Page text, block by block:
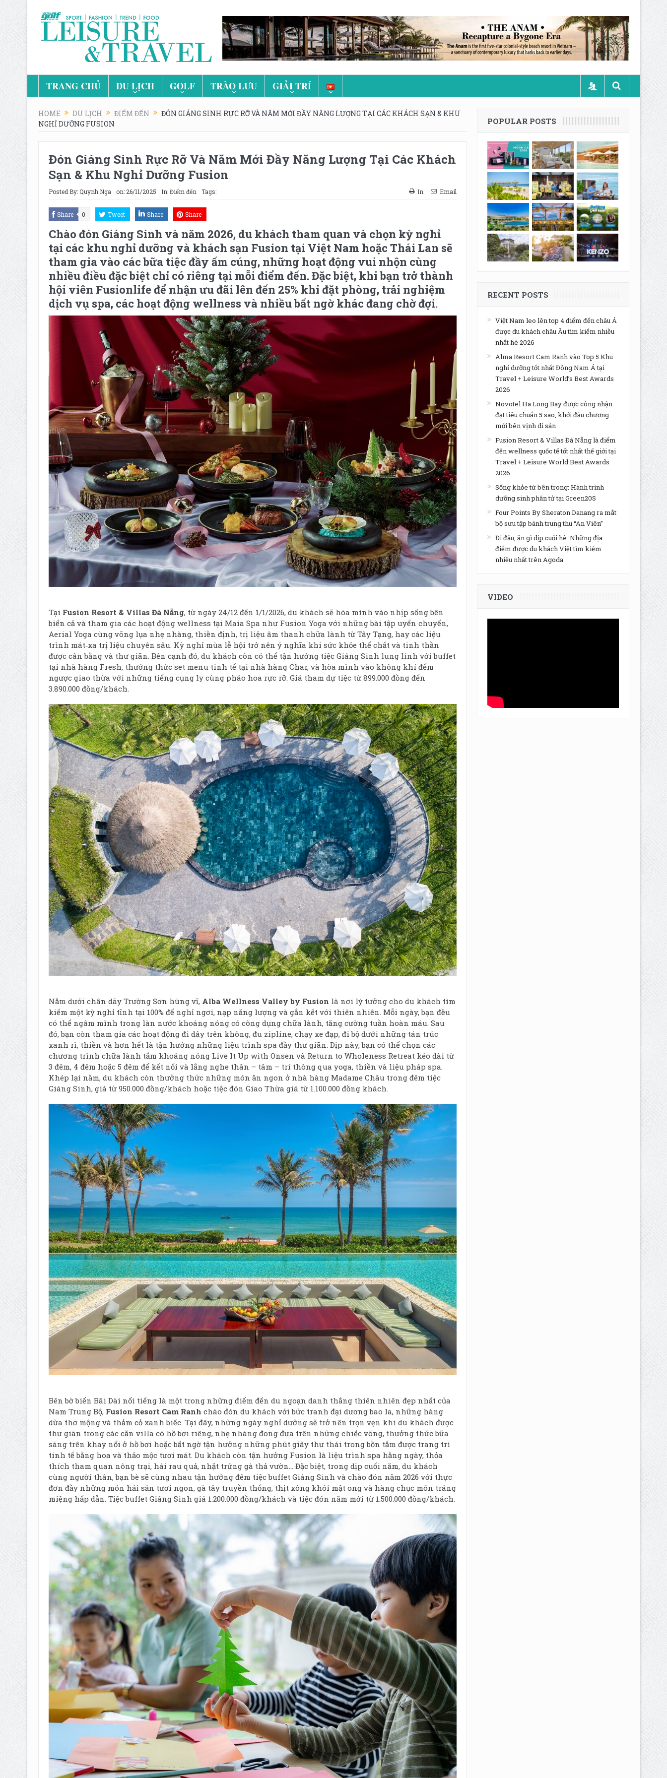
TRANG CHỦ DU LỊCH GOLF TRÀO LƯU GIẢI TRÍ
HOME DU LỊCH ĐIỂM ĐẾN
ĐÓN GIÁNG SINH RỰC RỠ VÀ NĂM MỚI ĐẦY NĂNG LƯỢNG TẠI CÁC KHÁCH SẠN & KHU
NGHỈ DƯỠNG FUSION
Đón Giáng Sinh Rực Rỡ Và Năm Mới Đầy Năng Lượng Tại Các Khách
Sạn & Khu Nghỉ Dưỡng Fusion
Posted By:Quynh Nga on: 26/11/2025 In:Điểm đến Tags: In Email
Share 0 Tweet Share Share
Chào đón Giáng Sinh và năm 2026, du khách tham quan và chọn kỳ nghỉ
tại các khu nghỉ dưỡng và khách sạn Fusion tại Việt Nam hoặc Thái Lan sẽ
tham gia vào các bữa tiệc đầy ấm cúng, những hoạt động vui nhộn cùng
nhiều điều đặc biệt chỉ có riêng tại mỗi điểm đến. Đặc biệt, khi bạn trở thành
hội viên Fusionlife để nhận ưu đãi lên đến 25% khi đặt phòng, trải nghiệm
dịch vụ spa, các hoạt động wellness và nhiều bất ngờ khác đang chờ đợi.
Tại Fusion Resort & Villas Đà Nẵng, từ ngày 24/12 đến 1/1/2026, du khách sẽ hòa mình vào nhịp sống bên
biển cả và tham gia các hoạt động wellness tại Maia Spa như Fusion Yoga với những bài tập uyển chuyển,
Aerial Yoga cùng võng lụa nhẹ nhàng, thiền định, trị liệu âm thanh chữa lành từ Tây Tạng, hay các liệu
trình mát‑xa trị liệu chuyên sâu. Kỳ nghỉ mùa lễ hội trở nên ý nghĩa khi sức khỏe thể chất và tinh thần
được cân bằng và thư giãn. Bên cạnh đó, du khách còn có thể tận hưởng tiệc Giáng Sinh lung linh với buffet
tại nhà hàng Fresh, thưởng thức set menu tinh tế tại nhà hàng Char, và hòa mình vào không khí đếm
ngược giao thừa với những tiếng cụng ly cùng pháo hoa rực rỡ. Giá tham dự tiệc từ 899.000 đồng đến
3.890.000 đồng/khách.
Nằm dưới chân dãy Trường Sơn hùng vĩ, Alba Wellness Valley by Fusion là nơi lý tưởng cho du khách tìm
kiếm một kỳ nghỉ tĩnh tại 100% để nghỉ ngơi, nạp năng lượng và gắn kết với thiên nhiên. Mỗi ngày, bạn đều
có thể ngâm mình trong làn nước khoáng nóng có công dụng chữa lành, tăng cường tuần hoàn máu. Sau
đó, bạn còn tham gia các hoạt động đi dây trên không, đu zipline, chạy xe đạp, đi bộ dưới những tán trúc
xanh rì, thiền và hơn hết là tận hưởng những liệu trình spa đầy thư giãn. Dịp này, bạn có thể chọn các
chương trình chữa lành tắm khoáng nóng Live It Up with Onsen và Return to Wholeness Retreat kéo dài từ
3 đêm, 4 đêm hoặc 5 đêm để kết nối và lắng nghe thân – tâm – trí thông qua yoga, thiền và liệu pháp spa.
Khép lại năm, du khách còn thưởng thức những món ăn ngon ở nhà hàng Madame Châu trong đêm tiệc
Giáng Sinh, giá từ 950.000 đồng/khách hoặc tiệc đón Giao Thừa giá từ 1.100.000 đồng khách.
Bên bờ biển Bãi Dài nổi tiếng là một trong những điểm đến du ngoạn danh thắng thiên nhiên đẹp nhất của
Nam Trung Bộ, Fusion Resort Cam Ranh chào đón du khách với bức tranh đại dương bao la, những hàng
dừa thơ mộng và thảm cỏ xanh biếc. Tại đây, những ngày nghỉ dưỡng sẽ trở nên trọn vẹn khi du khách được
thư giãn trong các căn villa có hồ bơi riêng, nhẹ nhàng đong đưa trên những chiếc võng, thưởng thức bữa
sáng trên khay nổi ở hồ bơi hoặc bất ngờ tận hưởng những phút giây thư thái trong bồn tắm được trang trí
tinh tế bằng hoa và thảo mộc tươi mát. Du khách còn tận hưởng Fusion là liệu trình spa hằng ngày, thỏa
thích tham quan nông trại, hái rau quả, nhặt trứng gà thả vườn… Đặc biệt, trong dịp cuối năm, du khách
cùng người thân, bạn bè sẽ cùng nhau tận hưởng đêm tiệc buffet Giáng Sinh và chào đón năm 2026 với thực
đơn đầy những món hải sản tươi ngon, gà tây truyền thống, thịt xông khói mật ong và hàng chục món tráng
miệng hấp dẫn. Tiệc buffet Giáng Sinh giá 1.200.000 đồng/khách và tiệc đón năm mới từ 1.500.000 đồng/khách.
POPULAR POSTS
RECENT POSTS
Việt Nam leo lên top 4 điểm đến châu Á
được du khách châu Âu tìm kiếm nhiều
nhất hè 2026
Alma Resort Cam Ranh vào Top 5 Khu
nghỉ dưỡng tốt nhất Đông Nam Á tại
Travel + Leisure World’s Best Awards
2026
Novotel Ha Long Bay được công nhận
đạt tiêu chuẩn 5 sao, khởi đầu chương
mới bên vịnh di sản
Fusion Resort & Villas Đà Nẵng là điểm
đến wellness quốc tế tốt nhất thế giới tại
Travel + Leisure World Best Awards
2026
Sống khỏe từ bên trong: Hành trình
dưỡng sinh phân tử tại Green20S
Four Points By Sheraton Danang ra mắt
bộ sưu tập bánh trung thu “An Viên”
Đi đâu, ăn gì dịp cuối hè: Những địa
điểm được du khách Việt tìm kiếm
nhiều nhất trên Agoda
VIDEO